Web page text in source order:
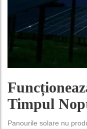
Timpul
Panourile solare nu